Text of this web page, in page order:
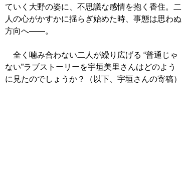
ていく大野の姿に、不思議な感情を抱く香住。二
人の心がかすかに揺らぎ始めた時、事態は思わぬ
方向へ――。
全く噛み合わない二人が繰り広げる “普通じゃ
ない”ラブストーリーを宇垣美里さんはどのよう
に見たのでしょうか？（以下、宇垣さんの寄稿）